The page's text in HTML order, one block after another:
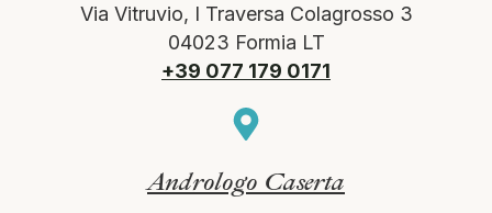
Via Vitruvio, I Traversa Colagrosso 3
04023 Formia LT
+39 077 179 0171
Andrologo Caserta